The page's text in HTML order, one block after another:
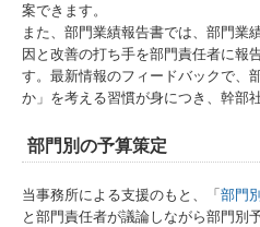
案できます。
また、部門業績報告書では、部門業
因と改善の打ち手を部門責任者に報
す。最新情報のフィードバックで、
か」を考える習慣が身につき、幹部
部門別の予算策定
当事務所による支援のもと、「 部門
と部門責任者が議論しながら部門別